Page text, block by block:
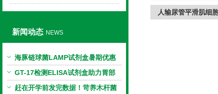
新闻动态 NEWS
海豚链球菌LAMP试剂盒暑期优惠
GT-17检测ELISA试剂盒助力胃部
相关指标样本定量研究
赶在开学前发完数据！苛养木杆菌
人输尿管平滑肌细